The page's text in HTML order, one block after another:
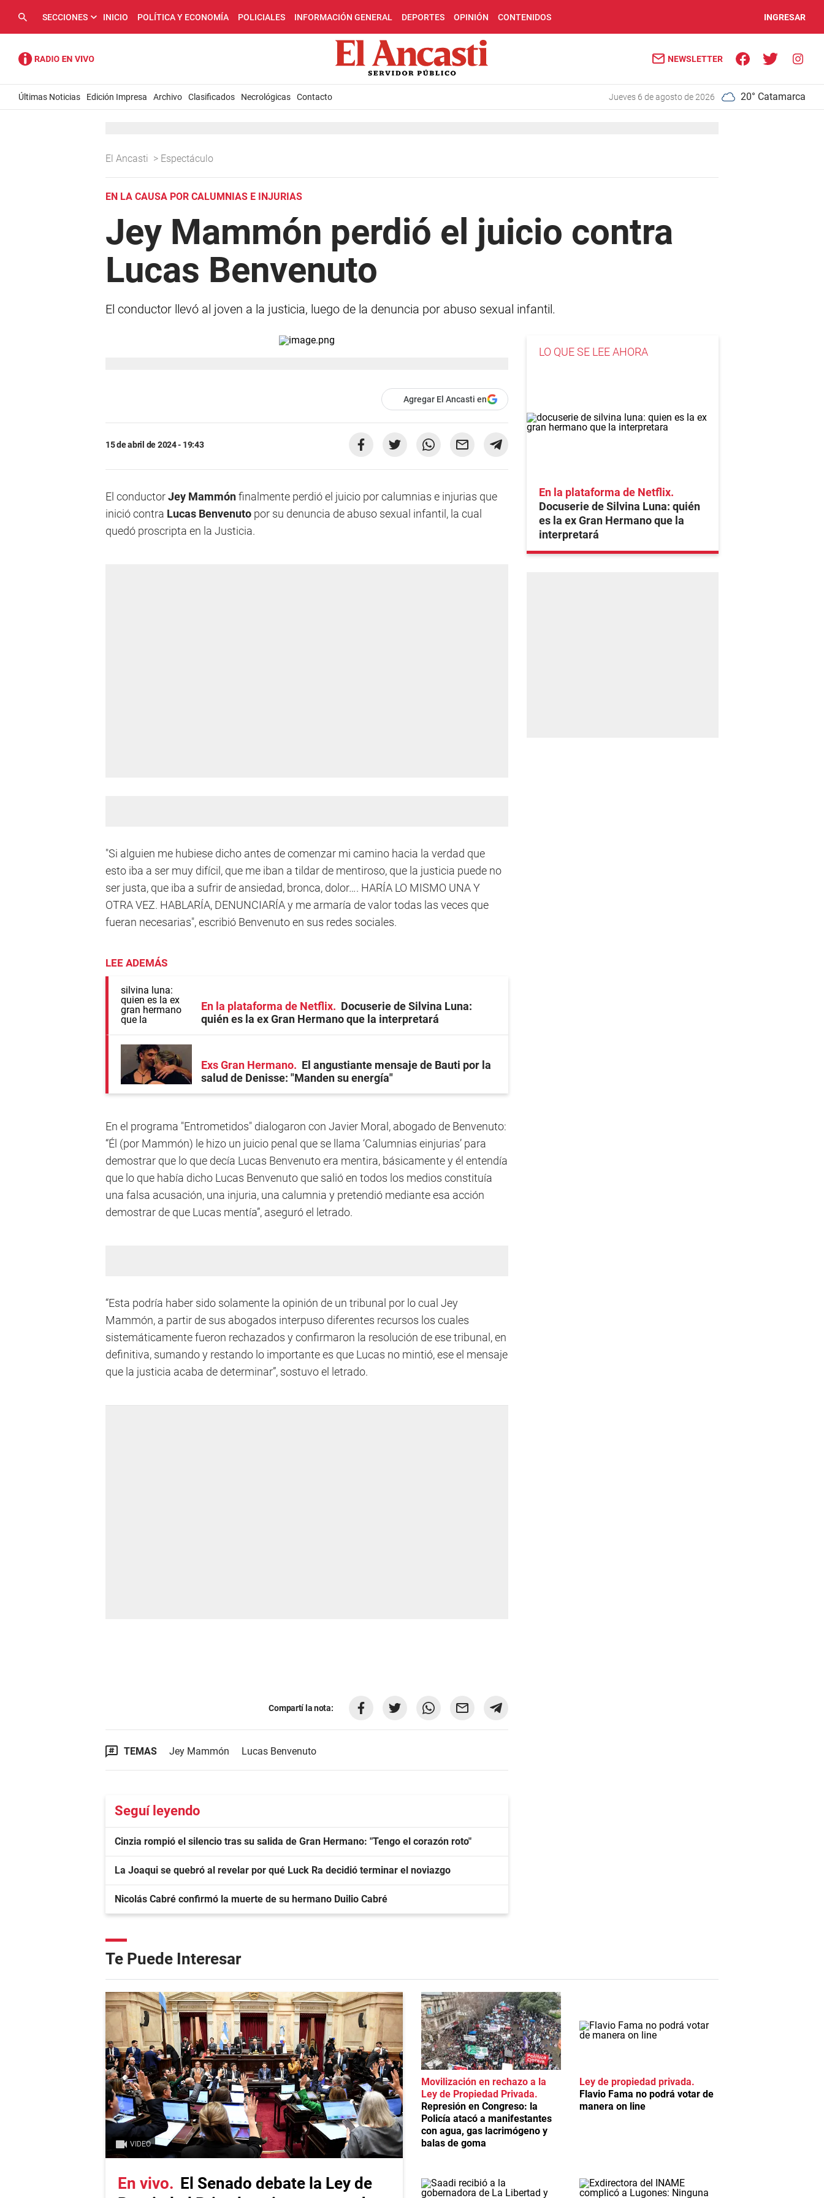
SECCIONES INICIO POLÍTICA Y ECONOMÍA POLICIALES INFORMACIÓN GENERAL DEPORTES OPINIÓN CONTENIDOS INGRESAR
NEWSLETTER
Últimas Noticias Edición Impresa Archivo Clasificados Necrológicas Contacto jueves 6 de agosto de 2026 20° Catamarca
El Ancasti > Espectáculo
EN LA CAUSA POR CALUMNIAS E INJURIAS
Jey Mammón perdió el juicio contra
Lucas Benvenuto
El conductor llevó al joven a la justicia, luego de la denuncia por abuso sexual infantil.
Agregar El Ancasti en
15 de abril de 2024 - 19:43
El conductorJey Mammónfinalmente perdió el juicio por calumnias e injurias que
inició contra Lucas Benvenuto por su denuncia de abuso sexual infantil, la cual
quedó proscripta en la Justicia.
"Si alguien me hubiese dicho antes de comenzar mi camino hacia la verdad que
esto iba a ser muy difícil, que me iban a tildar de mentiroso, que la justicia puede no
ser justa, que iba a sufrir de ansiedad, bronca, dolor…. HARÍA LO MISMO UNA Y
OTRA VEZ. HABLARÍA, DENUNCIARÍA y me armaría de valor todas las veces que
fueran necesarias", escribió Benvenuto en sus redes sociales.
LEE ADEMÁS
En la plataforma de Netflix
Docuserie de Silvina Luna:
quién es la ex Gran Hermano que la interpretará
Exs Gran Hermano
El angustiante mensaje de Bauti por la
salud de Denisse: "Manden su energía"
En el programa "Entrometidos" dialogaron con Javier Moral, abogado de Benvenuto:
“Él (por Mammón) le hizo un juicio penal que se llama ‘Calumnias einjurias’ para
demostrar que lo que decía Lucas Benvenuto era mentira, básicamente y él entendía
que lo que había dicho Lucas Benvenuto que salió en todos los medios constituía
una falsa acusación, una injuria, una calumnia y pretendió mediante esa acción
demostrar de que Lucas mentía”, aseguró el letrado.
“Esta podría haber sido solamente la opinión de un tribunal por lo cual Jey
Mammón, a partir de sus abogados interpuso diferentes recursos los cuales
sistemáticamente fueron rechazados y confirmaron la resolución de ese tribunal, en
definitiva, sumando y restando lo importante es que Lucas no mintió, ese el mensaje
que la justicia acaba de determinar”, sostuvo el letrado.
Compartí la nota:
TEMAS Jey Mammón Lucas Benvenuto
Seguí leyendo
Cinzia rompió el silencio tras su salida de Gran Hermano: "Tengo el corazón roto"
La Joaqui se quebró al revelar por qué Luck Ra decidió terminar el noviazgo
Nicolás Cabré confirmó la muerte de su hermano Duilio Cabré
LO QUE SE LEE AHORA
En la plataforma de Netflix
Docuserie de Silvina Luna: quién
es la ex Gran Hermano que la
interpretará
Te Puede Interesar
VIDEO
En vivo
El Senado debate la Ley de
Movilización en rechazo a la
Ley de Propiedad Privada
Represión en Congreso: la
Policía atacó a manifestantes
con agua, gas lacrimógeno y
balas de goma
Ley de propiedad privada
Flavio Fama no podrá votar de
manera on line